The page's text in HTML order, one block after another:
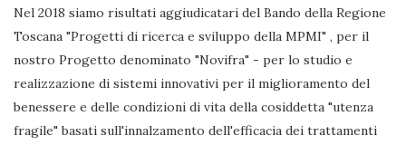
Nel 2018 siamo risultati aggiudicatari del Bando della Regione
Toscana "Progetti di ricerca e sviluppo della MPMI" , per il
nostro Progetto denominato "Novifra" - per lo studio e
realizzazione di sistemi innovativi per il miglioramento del
benessere e delle condizioni di vita della cosiddetta "utenza
fragile" basati sull'innalzamento dell'efficacia dei trattamenti